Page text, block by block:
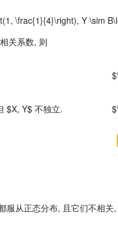
\frac{1}{4}\right), Y \sim
关系数, 则
$X, Y$ 不独立.
服从正态分布, 且它们不相关